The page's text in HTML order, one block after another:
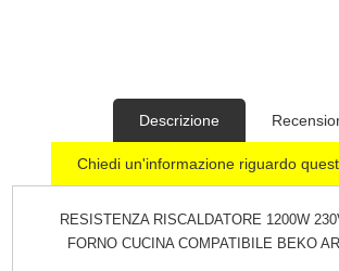
Descrizione
Chiedi un'informazione riguardo
RESISTENZA RISCALDATORE 1200W
FORNO CUCINA COMPATIBILE BEKO